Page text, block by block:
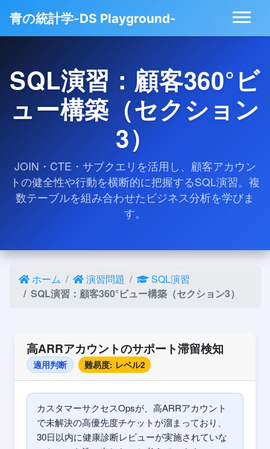
青の統計学-DS Playground-
SQL演習：顧客360°ビ
ュー構築（セクション
3）
JOIN・CTE・サブクエリを活用し、顧客アカウン
トの健全性や行動を横断的に把握するSQL演習。複
数テーブルを組み合わせたビジネス分析を学びま
す。
ホーム 演習問題
SQL演習
SQL演習：顧客360°ビュー構築（セクション3）
高ARRアカウントのサポート滞留検知
適用判断 難易度: レベル2
カスタマーサクセスOpsが、高ARRアカウント
で未解決の高優先度チケットが溜まっており、
30日以内に健康診断レビューが実施されていな